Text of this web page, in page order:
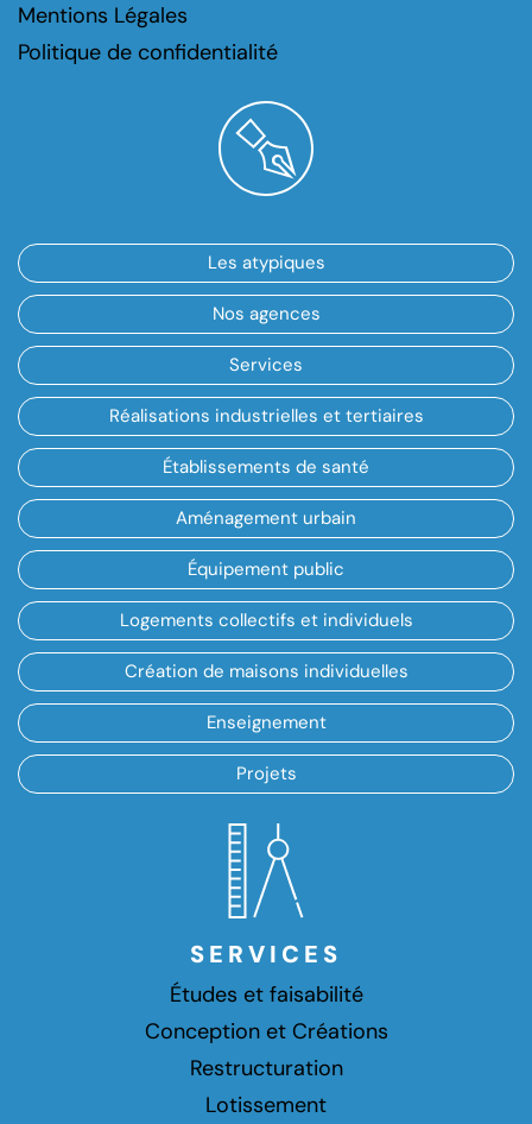
Mentions Légales
Politique de confidentialité
Les atypiques
Nos agences
Services
Réalisations industrielles et tertiaires
Établissements de santé
Aménagement urbain
Équipement public
Logements collectifs et individuels
Création de maisons individuelles
Enseignement
Projets
SERVICES
Études et faisabilité
Conception et Créations
Restructuration
Lotissement